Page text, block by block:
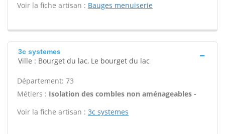
Voir la fiche artisan : Bauges menuiserie
3c systemes
Ville : Bourget du lac, Le bourget du lac
Département: 73
Métiers : Isolation des combles non aménageables -
Voir la fiche artisan : 3c systemes